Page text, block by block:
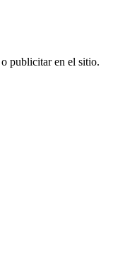
publicitar en el sitio.